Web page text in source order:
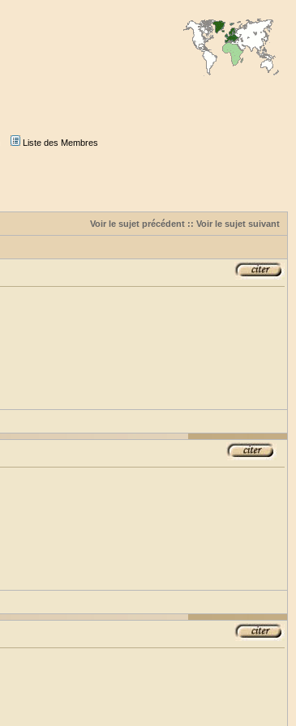
Liste des Membres
Voir le sujet précédent :: Voir le sujet suivant